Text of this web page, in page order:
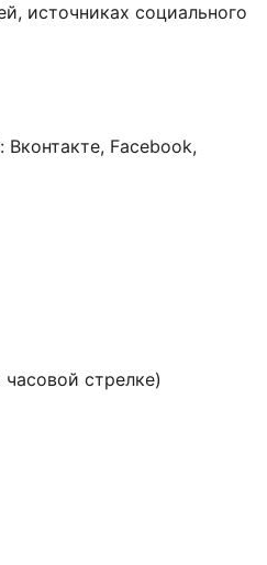
источниках социального
Facebook,
стрелке)